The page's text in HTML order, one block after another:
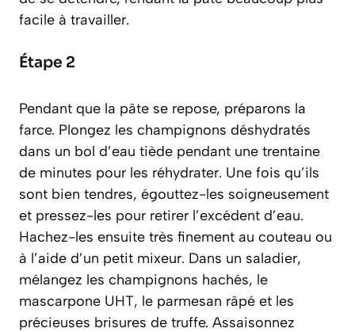
facile à travailler.
Étape 2
Pendant que la pâte se repose, préparons la
farce. Plongez les champignons déshydratés
dans un bol d’eau tiède pendant une trentaine
de minutes pour les réhydrater. Une fois qu’ils
sont bien tendres, égouttez-les soigneusement
et pressez-les pour retirer l’excédent d’eau.
Hachez-les ensuite très finement au couteau ou
à l’aide d’un petit mixeur. Dans un saladier,
mélangez les champignons hachés, le
mascarpone UHT, le parmesan râpé et les
précieuses brisures de truffe. Assaisonnez